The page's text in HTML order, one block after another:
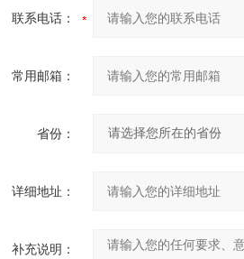
联系电话：
常用邮箱：
省份：
详细地址：
补充说明：